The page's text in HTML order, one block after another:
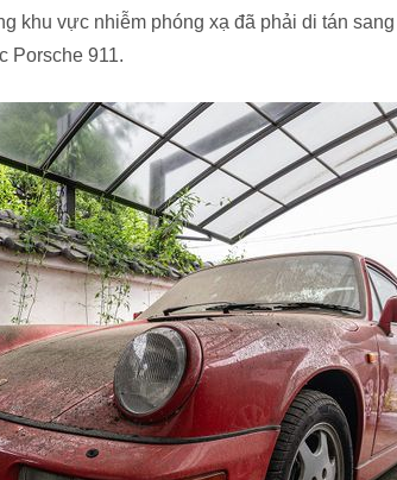
khu vực nhiễm phóng xạ đã phải di tán
Porsche 911.